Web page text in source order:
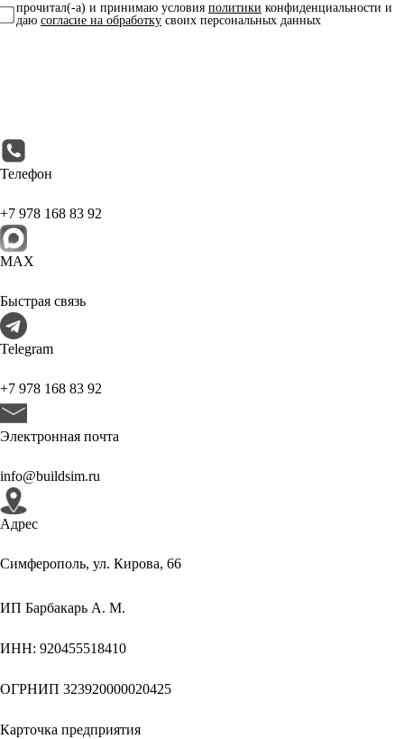
прочитал(-а) и принимаю условия политики конфиденциальности и
даю согласие на обработку своих персональных данных
Телефон
+7 978 168 83 92
МАХ
Быстрая связь
Telegram
+7 978 168 83 92
Электронная почта
info@buildsim.ru
Адрес
Симферополь, ул. Кирова, 66
ИП Барбакарь А. М.
ИНН: 920455518410
ОГРНИП 323920000020425
Карточка предприятия